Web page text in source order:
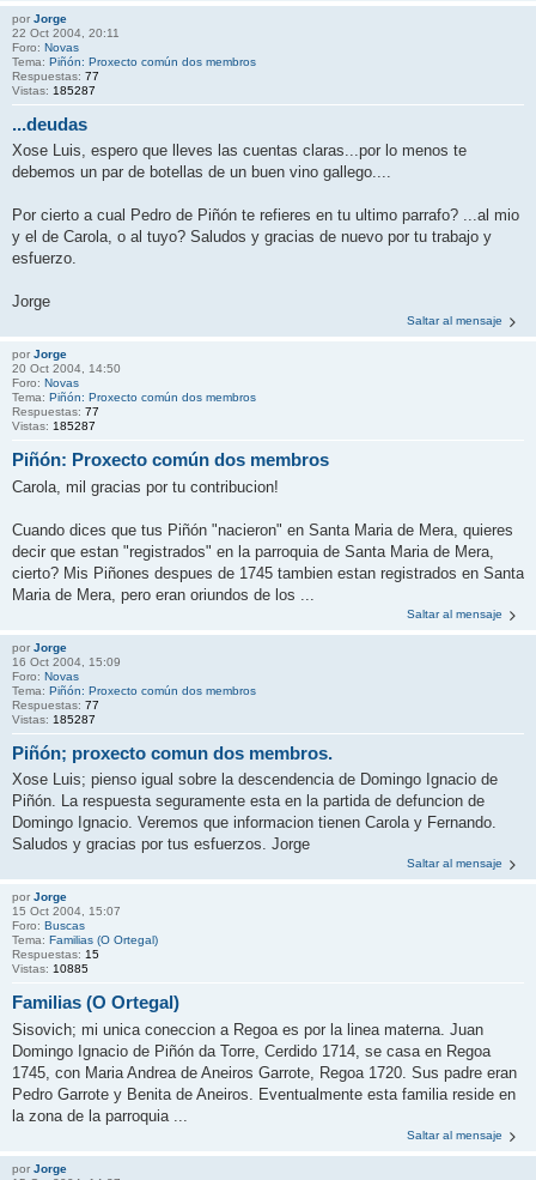
por Jorge
22 Oct 2004, 20:11
Foro: Novas
Tema: Piñón: Proxecto común dos membros
Respuestas: 77
Vistas: 185287
...deudas
Xose Luis, espero que lleves las cuentas claras...por lo menos te
debemos un par de botellas de un buen vino gallego....
Por cierto a cual Pedro de Piñón te refieres en tu ultimo parrafo? ...al mio
y el de Carola, o al tuyo? Saludos y gracias de nuevo por tu trabajo y
esfuerzo.
Jorge
Saltar al mensaje
por Jorge
20 Oct 2004, 14:50
Foro: Novas
Tema: Piñón: Proxecto común dos membros
Respuestas: 77
Vistas: 185287
Piñón: Proxecto común dos membros
Carola, mil gracias por tu contribucion!
Cuando dices que tus Piñón "nacieron" en Santa Maria de Mera, quieres
decir que estan "registrados" en la parroquia de Santa Maria de Mera,
cierto? Mis Piñones despues de 1745 tambien estan registrados en Santa
Maria de Mera, pero eran oriundos de los ...
Saltar al mensaje
por Jorge
16 Oct 2004, 15:09
Foro: Novas
Tema: Piñón: Proxecto común dos membros
Respuestas: 77
Vistas: 185287
Piñón; proxecto comun dos membros.
Xose Luis; pienso igual sobre la descendencia de Domingo Ignacio de
Piñón. La respuesta seguramente esta en la partida de defuncion de
Domingo Ignacio. Veremos que informacion tienen Carola y Fernando.
Saludos y gracias por tus esfuerzos. Jorge
Saltar al mensaje
por Jorge
15 Oct 2004, 15:07
Foro: Buscas
Tema: Familias (O Ortegal)
Respuestas: 15
Vistas: 10885
Familias (O Ortegal)
Sisovich; mi unica coneccion a Regoa es por la linea materna. Juan
Domingo Ignacio de Piñón da Torre, Cerdido 1714, se casa en Regoa
1745, con Maria Andrea de Aneiros Garrote, Regoa 1720. Sus padre eran
Pedro Garrote y Benita de Aneiros. Eventualmente esta familia reside en
la zona de la parroquia ...
Saltar al mensaje
por Jorge